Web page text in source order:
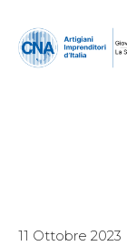
11 Ottobre 2023